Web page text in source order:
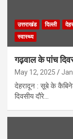
उत्तराखंड दिल्ली
स्वास्थ्य
गढ़वाल के पांच
May 12, 2025
देहरादून : सूबे के
दिवसीय दौरे…